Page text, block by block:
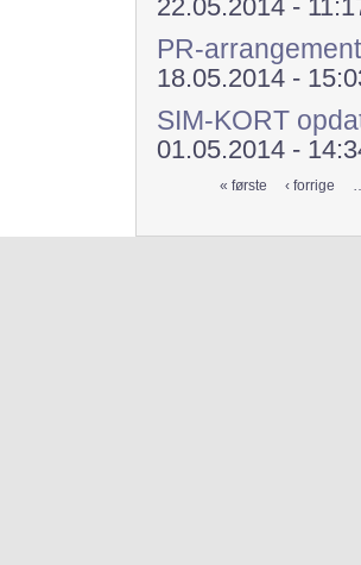
22.05.2014 -
PR-
18.05.2014 -
SIM-KORT
01.05.2014 -
« første ‹ forrige